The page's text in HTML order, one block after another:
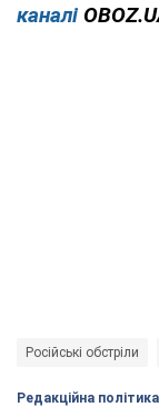
каналі
Російські обстріли
Редакційна політика